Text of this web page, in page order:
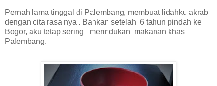
Pernah lama tinggal di Palembang, membuat lidahku akrab
dengan cita rasa nya . Bahkan setelah 6 tahun pindah ke
Bogor, aku tetap sering
merindukan makanan khas
Palembang.